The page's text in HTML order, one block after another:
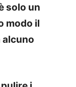
solo un
modo il
alcuno